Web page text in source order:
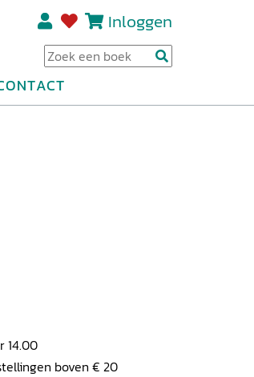
Inloggen
14.00
boven € 20